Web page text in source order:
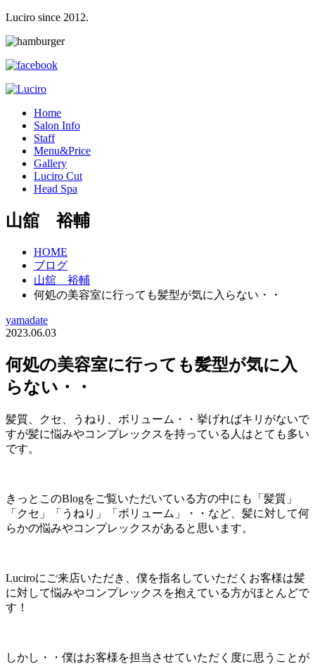
Luciro since 2012.
Home
Salon Info
Staff
Menu&Price
Gallery
Luciro Cut
Head Spa
山舘 裕輔
HOME
ブログ
山舘 裕輔
何処の美容室に行っても髪型が気に入らない・・
yamadate
2023.06.03
何処の美容室に行っても髪型が気に入
らない・・
髪質、クセ、うねり、ボリューム・・挙げればキリがないで
すが髪に悩みやコンプレックスを持っている人はとても多い
です。
きっとこのBlogをご覧いただいている方の中にも「髪質」
「クセ」「うねり」「ボリューム」・・など、髪に対して何
らかの悩みやコンプレックスがあると思います。
Luciroにご来店いただき、僕を指名していただくお客様は髪
に対して悩みやコンプレックスを抱えている方がほとんどで
す！
しかし・・僕はお客様を担当させていただく度に思うことが